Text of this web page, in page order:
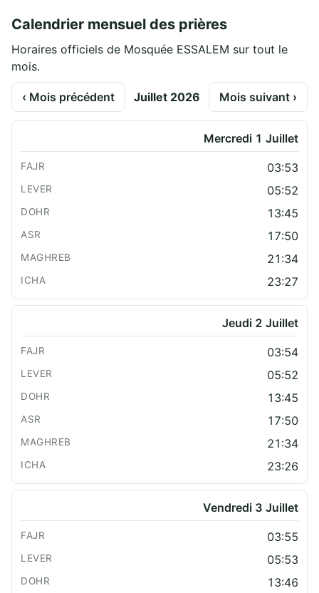
Calendrier mensuel des prières
Horaires officiels de Mosquée ESSALEM sur tout le
mois.
‹ Mois précédent Juillet 2026 Mois suivant ›
Mercredi 1 Juillet
03:53
05:52
13:45
17:50
21:34
23:27
Jeudi 2 Juillet
03:54
05:52
13:45
17:50
21:34
23:26
Vendredi 3 Juillet
03:55
05:53
13:46